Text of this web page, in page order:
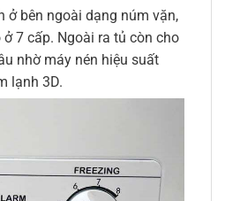
ở bên ngoài dạng núm vặn,
7 cấp. Ngoài ra tủ còn cho
nhờ máy nén hiệu suất
lạnh 3D.